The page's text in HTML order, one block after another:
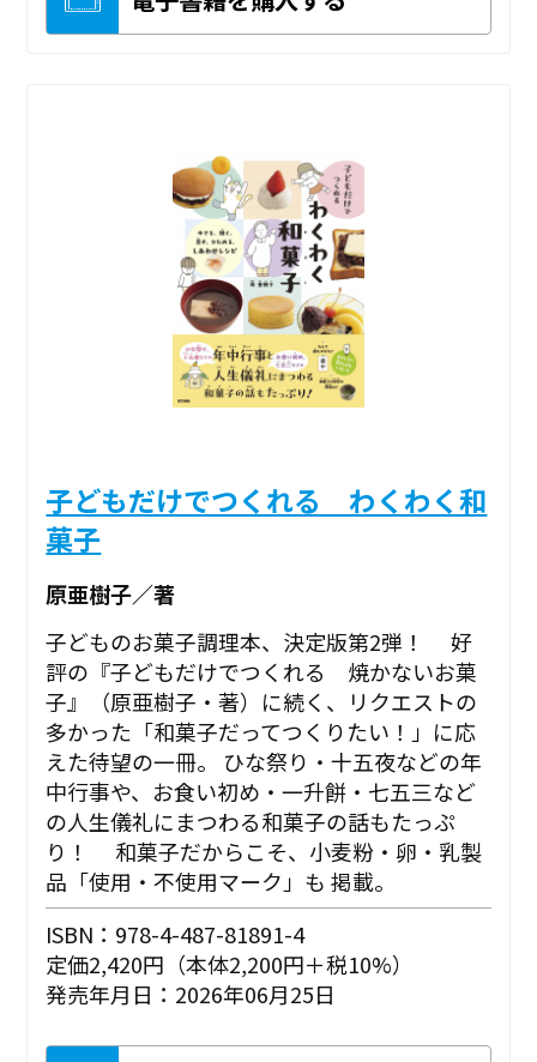
子どもだけでつくれる わくわく和
菓子
原亜樹子／著
子どものお菓子調理本、決定版第2弾！ 好
評の『子どもだけでつくれる 焼かないお菓
子』（原亜樹子・著）に続く、リクエストの
多かった「和菓子だってつくりたい！」に応
えた待望の一冊。 ひな祭り・十五夜などの年
中行事や、お食い初め・一升餅・七五三など
の人生儀礼にまつわる和菓子の話もたっぷ
り！ 和菓子だからこそ、小麦粉・卵・乳製
品「使用・不使用マーク」も 掲載。
ISBN：978-4-487-81891-4
定価2,420円（本体2,200円＋税10%）
発売年月日：2026年06月25日